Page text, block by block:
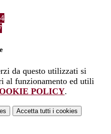
da questo utilizzati si
al funzionamento ed utili
POLICY.
Accetta tutti i cookies